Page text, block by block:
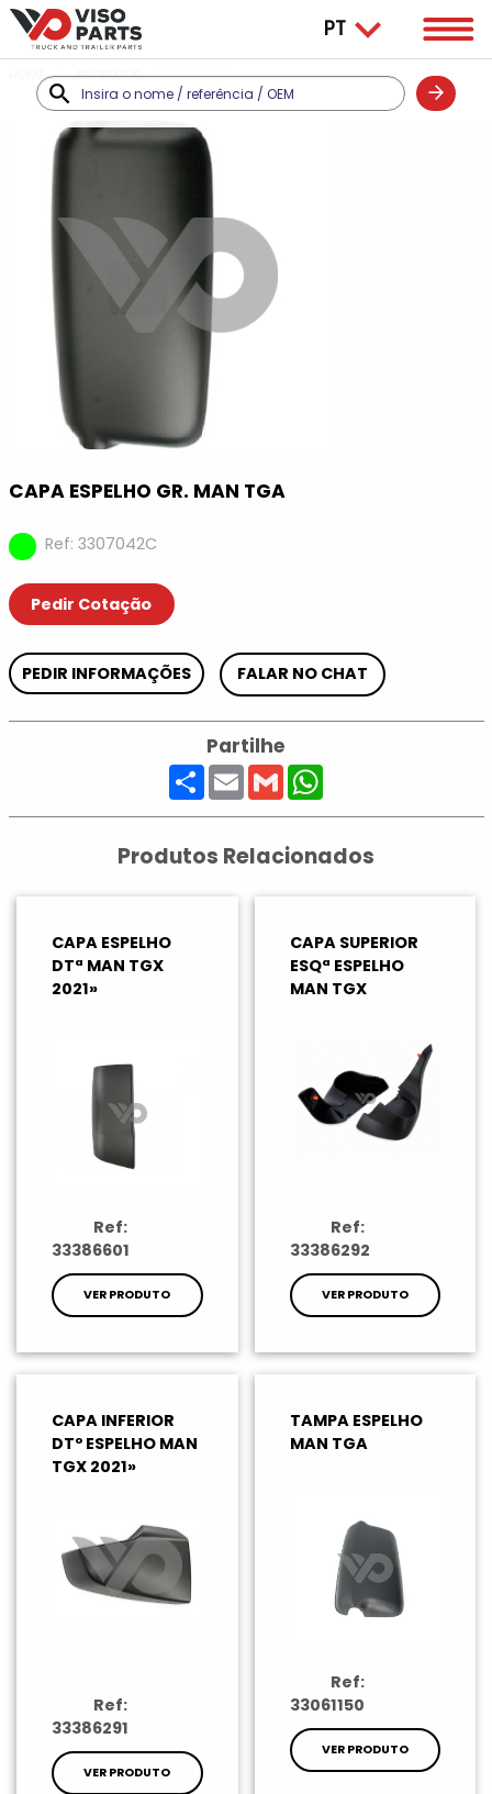
PRODUTOS ESPELHOS
CAPA ESPELHO GR. MAN TGA
Ref: 3307042C
Pedir Cotação
PEDIR INFORMAÇÕES FALAR NO CHAT
Partilhe
ShareEmailGmail
Produtos Relacionados
CAPA ESPELHO
DTª MAN TGX
2021»
Ref:
33386601
VER PRODUTO
CAPA SUPERIOR
ESQª ESPELHO
MAN TGX
Ref:
33386292
VER PRODUTO
CAPA INFERIOR
DTº ESPELHO MAN
TGX 2021»
Ref:
33386291
VER PRODUTO
TAMPA ESPELHO
MAN TGA
Ref:
33061150
VER PRODUTO